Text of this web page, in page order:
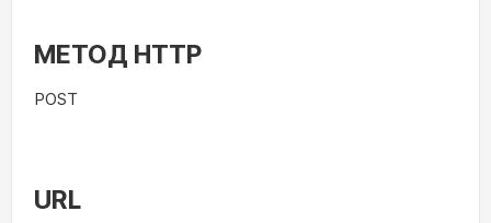
МЕТОД HTTP
POST
URL